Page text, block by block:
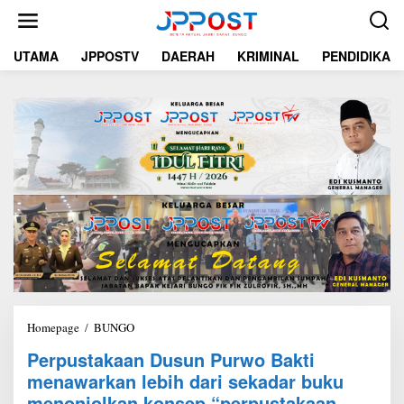
t
UTAMA JPPOSTV DAERAH KRIMINAL PENDIDIKAN
Homepage / BUNGO
r
u
Perpustakaan Dusun Purwo Bakti
menawarkan lebih dari sekadar buku